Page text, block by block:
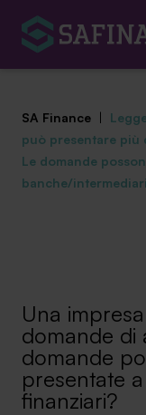
News ed eventi
Chi siamo
SA Finance |
può presentare più
Le domande
banche/
Una
domande di
domande
presentate
finanziari?